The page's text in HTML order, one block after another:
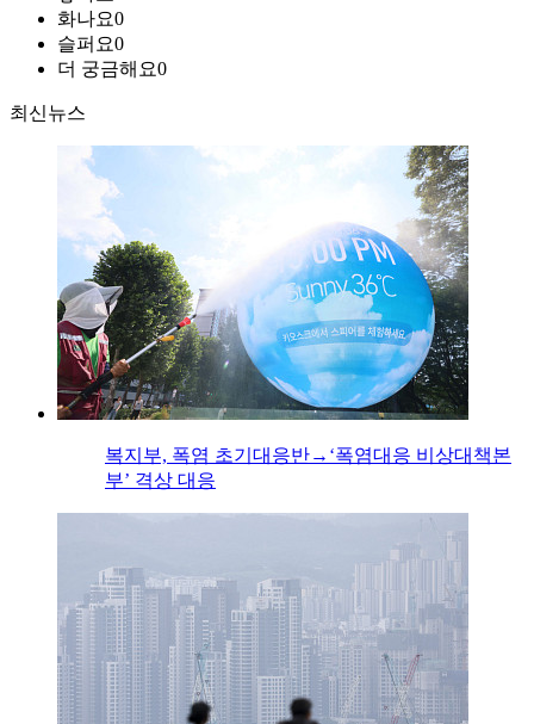
화나요0
슬퍼요0
더 궁금해요0
최신뉴스
복지부, 폭염 초기대응반→‘폭염대응 비상대책본
부’ 격상 대응